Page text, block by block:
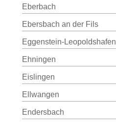
Eberbach
Ebersbach an der Fils
Eggenstein-Leopoldshafen
Ehningen
Eislingen
Ellwangen
Endersbach